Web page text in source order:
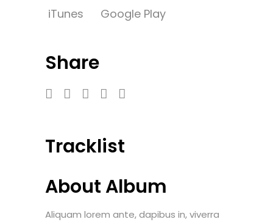
iTunes Google Play
Share
Tracklist
About Album
Aliquam lorem ante, dapibus in, viverra